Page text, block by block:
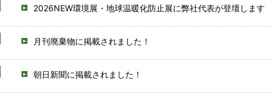
2026NEW環境展・地球温暖化防止展に弊社代表が登壇します
月刊廃棄物に掲載されました！
朝日新聞に掲載されました！